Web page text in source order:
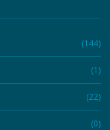
(144)
(1)
(22)
(0)